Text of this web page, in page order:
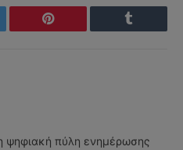
Pinterest Tumblr
ψηφιακή πύλη ενημέρωσης